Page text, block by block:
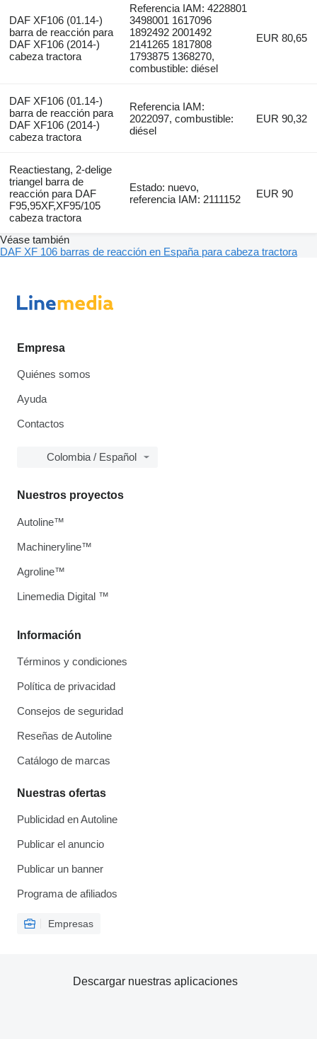
DAF XF106 (01.14-)
barra de reacción para
DAF XF106 (2014-)
cabeza tractora
Referencia IAM: 4228801
3498001 1617096
1892492 2001492
2141265 1817808
1793875 1368270,
combustible: diésel
EUR 80,65
DAF XF106 (01.14-)
barra de reacción para
DAF XF106 (2014-)
cabeza tractora
Referencia IAM:
2022097, combustible:
diésel
EUR 90,32
Reactiestang, 2-delige
triangel barra de
reacción para DAF
F95,95XF,XF95/105
cabeza tractora
Estado: nuevo,
referencia IAM: 2111152
EUR 90
Véase también
DAF XF 106 barras de reacción en España para cabeza tractora
Empresa
Quiénes somos
Ayuda
Contactos
Colombia / Español
Información
Términos y condiciones
Política de privacidad
Consejos de seguridad
Reseñas de Autoline
Catálogo de marcas
Nuestras ofertas
Publicidad en Autoline
Publicar el anuncio
Publicar un banner
Programa de afiliados
Empresas
Nuestros proyectos
Autoline™
Machineryline™
Agroline™
Linemedia Digital ™
Descargar nuestras aplicaciones